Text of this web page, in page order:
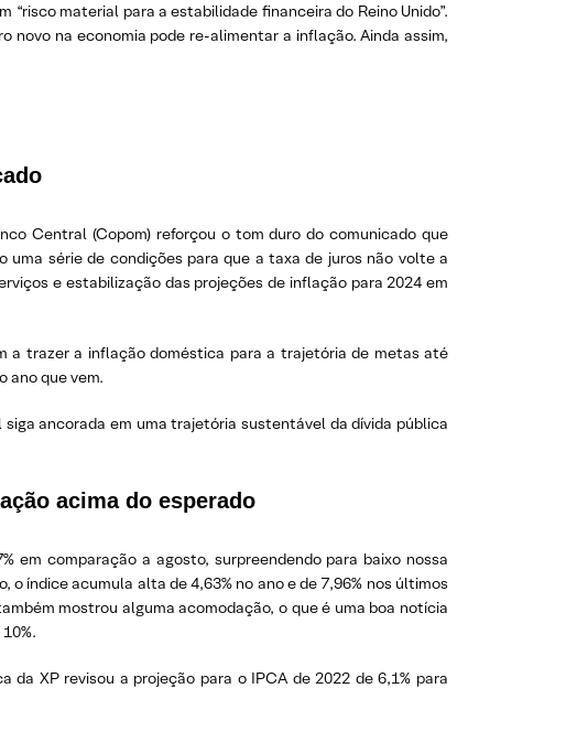
material para a estabilidade financeira do Reino Unido”.
novo na economia pode re-alimentar a inflação. Ainda assim,
Central (Copom) reforçou o tom duro do comunicado que
uma série de condições para que a taxa de juros não volte a
e estabilização das projeções de inflação para 2024 em
a trazer a inflação doméstica para a trajetória de metas até
ano que vem.
ancorada em uma trajetória sustentável da dívida pública
acima do esperado
em comparação a agosto, surpreendendo para baixo nossa
o índice acumula alta de 4,63% no ano e de 7,96% nos últimos
mostrou alguma acomodação, o que é uma boa notícia
XP revisou a projeção para o IPCA de 2022 de 6,1% para